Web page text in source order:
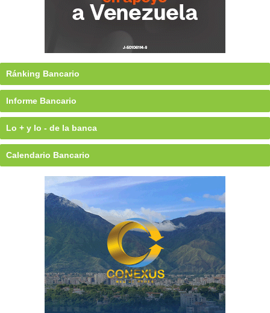
Ránking Bancario
Informe Bancario
Lo + y lo - de la banca
Calendario Bancario